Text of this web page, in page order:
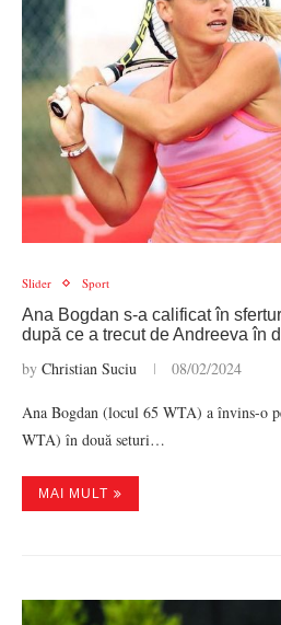
Slider Sport
Ana Bogdan s-a calificat în
după ce a trecut de Andreeva în
by Christian Suciu 08/02/2024
Ana Bogdan (locul 65 WTA) a învins-o
WTA) în două seturi…
MAI MULT